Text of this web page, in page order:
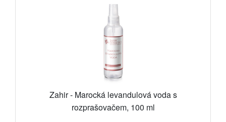
Zahir - Marocká levandulová voda s
rozprašovačem, 100 ml